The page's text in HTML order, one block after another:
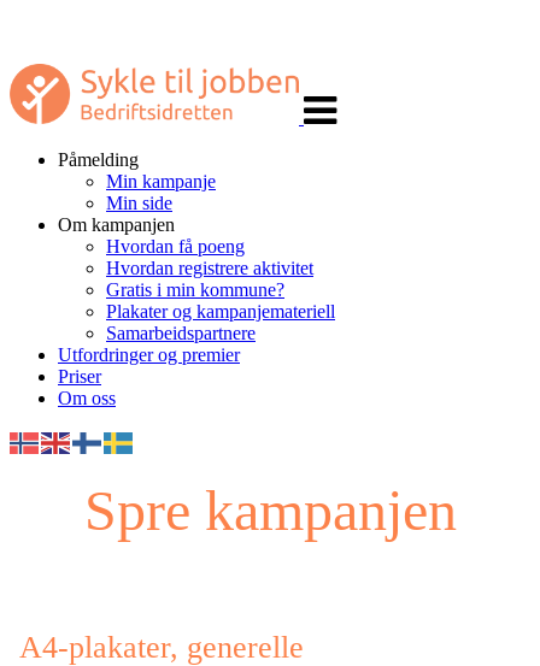
navigasjon
Påmelding
Min kampanje
Min side
Om kampanjen
Hvordan få poeng
Hvordan registrere aktivitet
Gratis i min kommune?
Plakater og kampanjemateriell
Samarbeidspartnere
Utfordringer og premier
Priser
Om oss
Spre kampanjen
A4-plakater, generelle